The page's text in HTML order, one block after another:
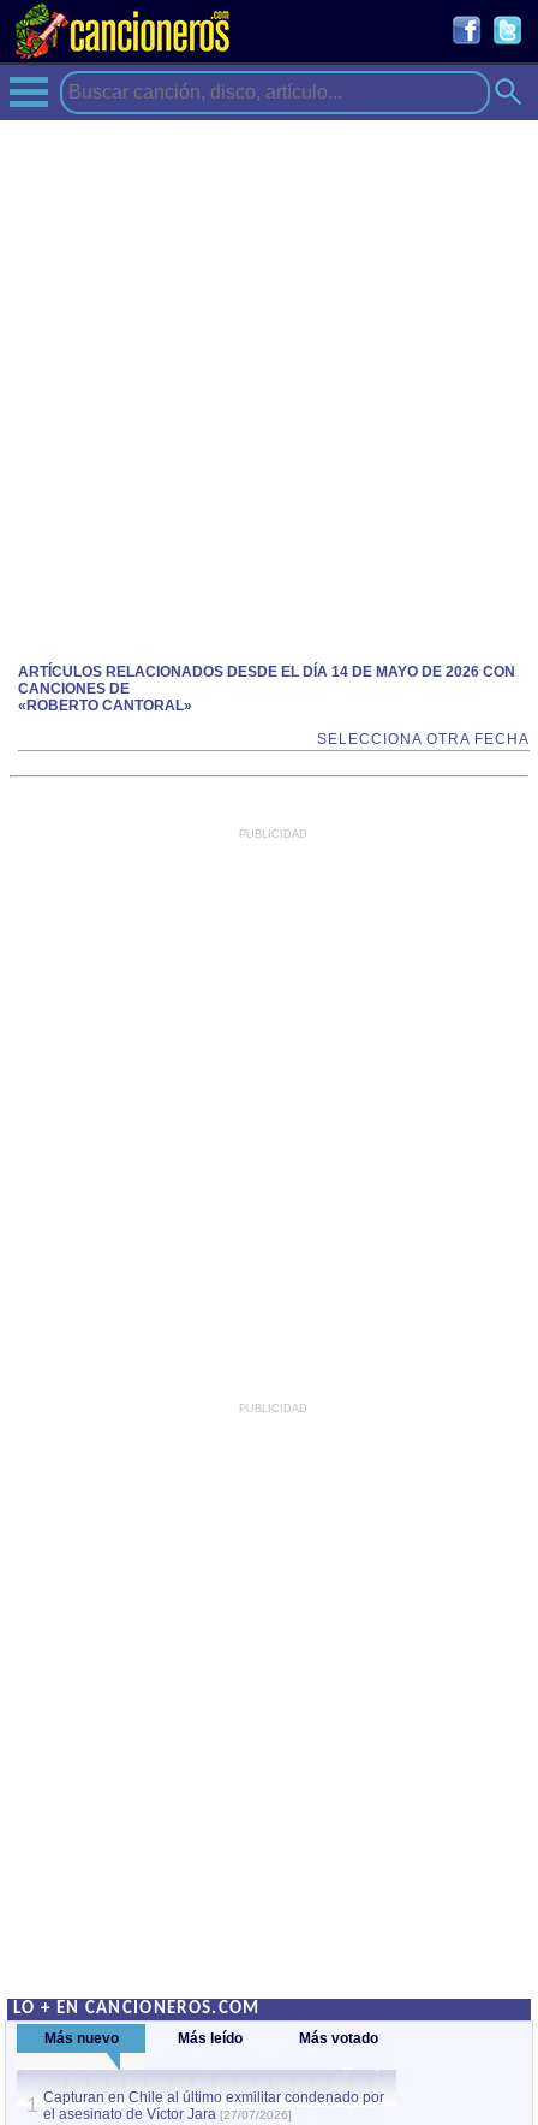
ARTÍCULOS RELACIONADOS DESDE EL DÍA 14 DE MAYO DE 2026 CON
CANCIONES DE
«ROBERTO CANTORAL»
SELECCIONA OTRA FECHA
PUBLICIDAD
PUBLICIDAD
LO + EN CANCIONEROS.COM
Más nuevo Más leído Más votado
1 Capturan en Chile al último exmilitar condenado por
el asesinato de Víctor Jara [27/07/2026]